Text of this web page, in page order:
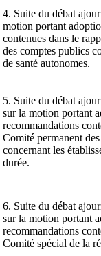
4. Suite du débat
motion portant
contenues dans le
des comptes publics
de santé autonomes.
5. Suite du débat
sur la motion portant
recommandations
Comité permanent
concernant les
durée.
6. Suite du débat
sur la motion portant
recommandations
Comité spécial de la